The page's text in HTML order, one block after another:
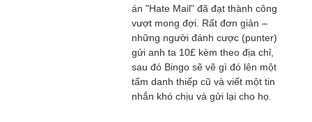
án "Hate Mail" đã đạt thành công
vượt mong đợi. Rất đơn giản –
những người đánh cược (punter)
gửi anh ta 10£ kèm theo địa chỉ,
sau đó Bingo sẽ vẽ gì đó lên một
tấm danh thiếp cũ và viết một tin
nhắn khó chịu và gửi lại cho họ.